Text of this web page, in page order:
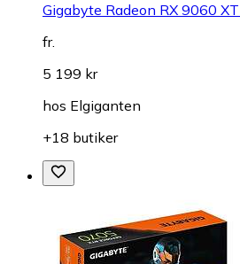
Gigabyte Radeon RX 9060
fr.
5 199 kr
hos Elgiganten
+18 butiker